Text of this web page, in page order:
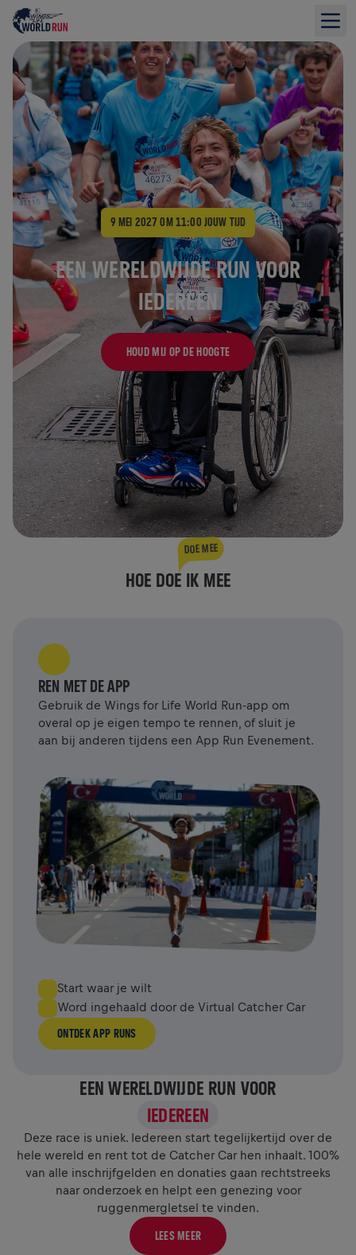
Het grootste hardloopevenement ter wereld
9 MEI 2027 OM 11:00 JOUW TIJD
EEN WERELDWIJDE RUN VOOR
IEDEREEN
HOUD MIJ OP DE HOOGTE
DOE MEE
HOE DOE IK MEE
REN MET DE APP
Gebruik de Wings for Life World Run-app om
overal op je eigen tempo te rennen, of sluit je
aan bij anderen tijdens een App Run Evenement.
Start waar je wilt
Word ingehaald door de Virtual Catcher Car
ONTDEK APP RUNS
EEN WERELDWIJDE RUN VOOR
IEDEREEN
Deze race is uniek. Iedereen start tegelijkertijd over de
hele wereld en rent tot de Catcher Car hen inhaalt. 100%
van alle inschrijfgelden en donaties gaan rechtstreeks
naar onderzoek en helpt een genezing voor
ruggenmergletsel te vinden.
LEES MEER